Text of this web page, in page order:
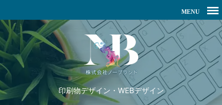
印刷物デザイン・WEBデザイン